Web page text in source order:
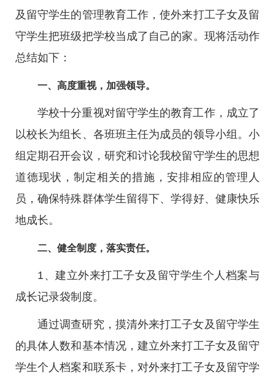
及留守学生的管理教育工作，使外来打工子女及留
守学生把班级把学校当成了自己的家。现将活动作
总结如下：
一、高度重视，加强领导。
学校十分重视对留守学生的教育工作，成立了
以校长为组长、各班班主任为成员的领导小组。小
组定期召开会议，研究和讨论我校留守学生的思想
道德现状，制定相关的措施，安排相应的管理人
员，确保特殊群体学生留得下、学得好、健康快乐
地成长。
二、健全制度，落实责任。
1、建立外来打工子女及留守学生个人档案与
成长记录袋制度。
通过调查研究，摸清外来打工子女及留守学生
的具体人数和基本情况，建立外来打工子女及留守
学生个人档案和联系卡，对外来打工子女及留守学